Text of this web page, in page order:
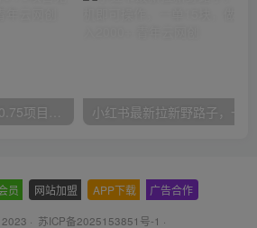
无限接码撸红包单号0.75项目无偿分享给你【揭秘】
员 网站加盟 APP下载 广告合作
· 苏ICP备2025153851号-1 ·